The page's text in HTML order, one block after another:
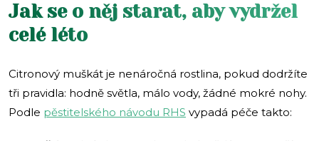
Jak se o něj starat, aby vydržel
celé léto
Citronový muškát je nenáročná rostlina, pokud dodržíte
tři pravidla: hodně světla, málo vody, žádné mokré nohy.
Podle pěstitelského návodu RHS vypadá péče takto: